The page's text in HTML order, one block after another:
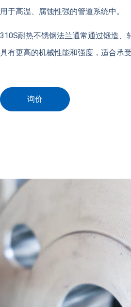
用于高温、腐蚀性强的管道系统中。
310S耐热不锈钢法兰通常通过锻造、
具有更高的机械性能和强度，适合承
询价